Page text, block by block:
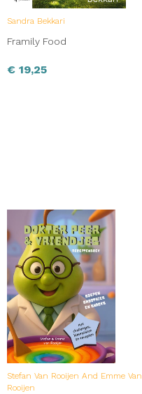
Sandra Bekkari
Framily Food
€ 19,25
Stefan Van Rooijen And Emme Van
Rooijen